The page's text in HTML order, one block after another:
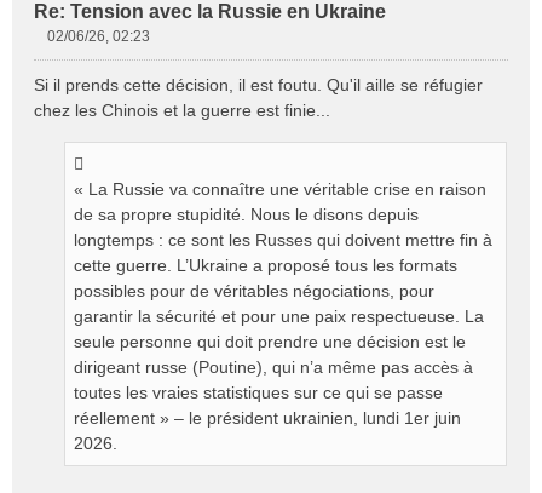
Re: Tension avec la Russie en Ukraine
s
s
02/06/26, 02:23
Si il prends cette décision, il est foutu. Qu'il aille se réfugier
chez les Chinois et la guerre est finie...
« La Russie va connaître une véritable crise en raison
de sa propre stupidité. Nous le disons depuis
longtemps : ce sont les Russes qui doivent mettre fin à
cette guerre. L’Ukraine a proposé tous les formats
possibles pour de véritables négociations, pour
garantir la sécurité et pour une paix respectueuse. La
seule personne qui doit prendre une décision est le
dirigeant russe (Poutine), qui n’a même pas accès à
toutes les vraies statistiques sur ce qui se passe
réellement » – le président ukrainien, lundi 1er juin
2026.